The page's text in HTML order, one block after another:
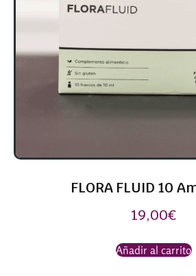
FLORA FLUID 10
19,00€
Añadir al carrito